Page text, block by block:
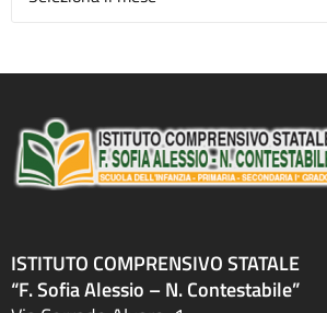
ISTITUTO COMPRENSIVO STATALE
“F. Sofia Alessio – N. Contestabile”